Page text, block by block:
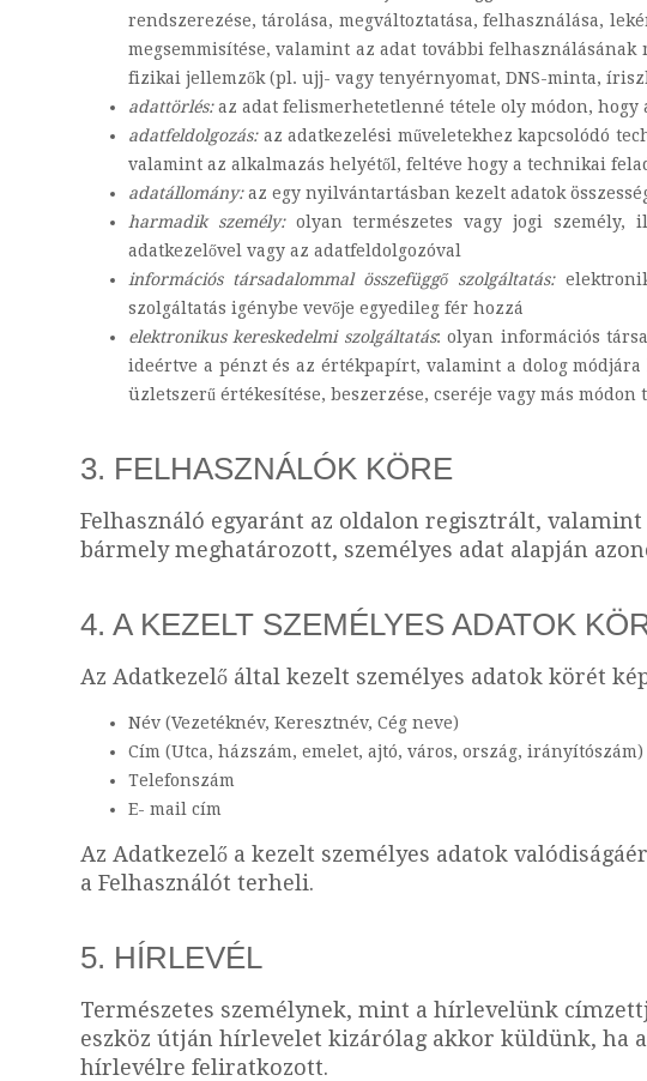
rendszerezése, tárolása, megváltoztatása, felhasználása,
megsemmisítése, valamint az adat további
fizikai jellemzők (pl. ujj- vagy tenyérnyomat, DNS-minta,
adattörlés:az adat felismerhetetlenné tétele oly módon,
adatfeldolgozás: az adatkezelési műveletekhez kapcsolódó
valamint az alkalmazás helyétől, feltéve hogy a technikai
adatállomány:az egy nyilvántartásban kezelt adatok
harmadik személy: olyan természetes vagy jogi személy,
adatkezelővel vagy az adatfeldolgozóval
információs társadalommal összefüggő szolgáltatás:
szolgáltatás igénybe vevője egyedileg fér hozzá
elektronikus kereskedelmi szolgáltatás: olyan információs
ideértve a pénzt és az értékpapírt, valamint a dolog
üzletszerű értékesítése, beszerzése, cseréje vagy más módon
3. FELHASZNÁLÓK KÖRE
Felhasználó egyaránt az oldalon regisztrált,
bármely meghatározott, személyes adat alapján
4. A KEZELT SZEMÉLYES ADATOK
Az Adatkezelő által kezelt személyes adatok körét
Név (Vezetéknév, Keresztnév, Cég neve)
Cím (Utca, házszám, emelet, ajtó, város, ország, irányítószám)
Telefonszám
E- mail cím
Az Adatkezelő a kezelt személyes adatok
a Felhasználót terheli.
5. HÍRLEVÉL
Természetes személynek, mint a hírlevelünk
eszköz útján hírlevelet kizárólag akkor küldünk, ha
hírlevélre feliratkozott.